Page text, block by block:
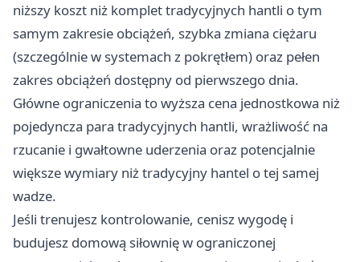
niższy koszt niż komplet tradycyjnych hantli o tym
samym zakresie obciążeń, szybka zmiana ciężaru
(szczególnie w systemach z pokrętłem) oraz pełen
zakres obciążeń dostępny od pierwszego dnia.
Główne ograniczenia to wyższa cena jednostkowa niż
pojedyncza para tradycyjnych hantli, wrażliwość na
rzucanie i gwałtowne uderzenia oraz potencjalnie
większe wymiary niż tradycyjny hantel o tej samej
wadze.
Jeśli trenujesz kontrolowanie, cenisz wygodę i
budujesz domową siłownię w ograniczonej